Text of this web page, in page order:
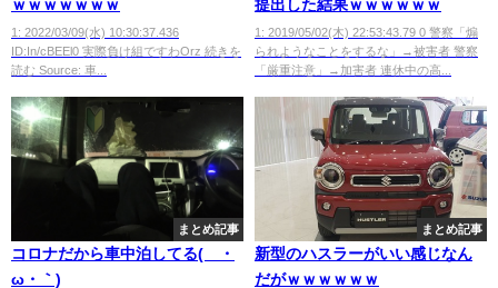
ｗｗｗｗｗｗｗ
1: 2022/03/09(水) 10:30:37.436
ID:In/cBEEl0 実際負け組ですわOrz 続きを
読む Source: 車...
提出した結果ｗｗｗｗｗｗ
1: 2019/05/02(木) 22:53:43.79 0 警察「煽
られようなことをするな」→被害者 警察
「厳重注意」→加害者 連休中の高...
まとめ記事
コロナだから車中泊してる(´・
ω・｀)
まとめ記事
新型のハスラーがいい感じなん
だがｗｗｗｗｗｗ